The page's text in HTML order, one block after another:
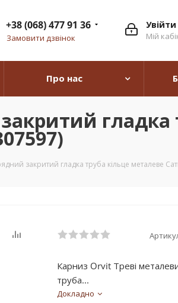
Увійти
Мій
+38 (068) 477 91 36
Замовити дзвінок
Про нас
гладка
закритий гладка труба кільце металеве
Карниз Orvit Треві
труба...
Докладно